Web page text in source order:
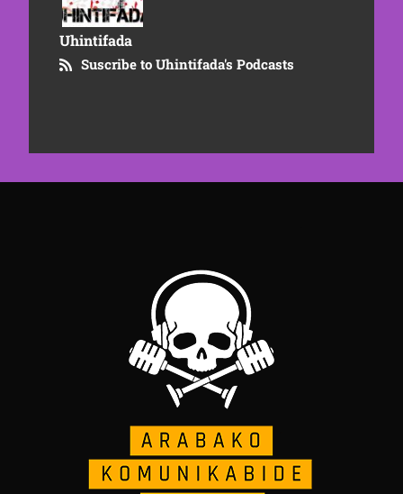
Uhintifada
Suscribe to Uhintifada's Podcasts